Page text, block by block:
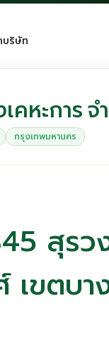
บริษัท
คหะการ จ
กรุงเทพมหานคร
สุร
เขตบ